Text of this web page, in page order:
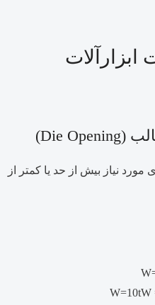
نیاز بیش از حد یا کمتر از
W=10tW